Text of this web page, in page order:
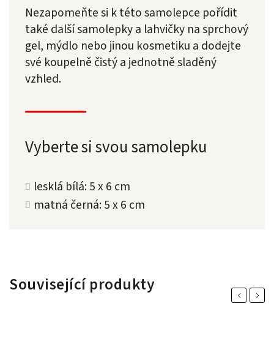
Nezapomeňte si k této samolepce pořídit
také další samolepky a lahvičky na sprchový
gel, mýdlo nebo jinou kosmetiku a dodejte
své koupelně čistý a jednotně sladěný
vzhled.
Vyberte si svou samolepku
lesklá bílá: 5 x 6 cm
matná černá: 5 x 6 cm
Související produkty PreviousNext